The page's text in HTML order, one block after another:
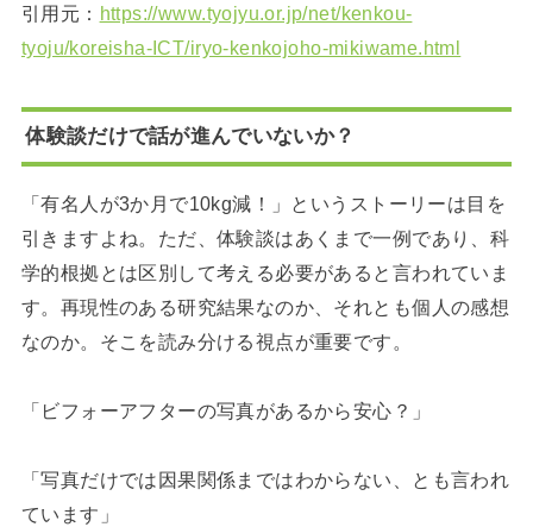
引用元： https://www.tyojyu.or.jp/net/kenkou-
tyoju/koreisha-ICT/iryo-kenkojoho-mikiwame.html
体験談だけで話が進んでいないか？
「有名人が3か月で10kg減！」というストーリーは目を
引きますよね。ただ、体験談はあくまで一例であり、科
学的根拠とは区別して考える必要があると言われていま
す。再現性のある研究結果なのか、それとも個人の感想
なのか。そこを読み分ける視点が重要です。
「ビフォーアフターの写真があるから安心？」
「写真だけでは因果関係まではわからない、とも言われ
ています」